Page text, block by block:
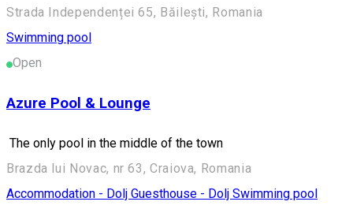
Strada Independenței 65, Băilești, Romania
Swimming pool
Open
Azure Pool & Lounge
The only pool in the middle of the town
Brazda lui Novac, nr 63, Craiova, Romania
Accommodation - Dolj Guesthouse - Dolj Swimming pool